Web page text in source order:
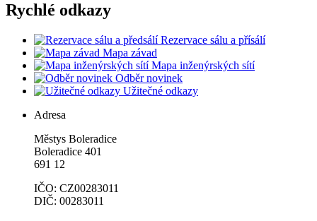
Rychlé odkazy
Rezervace sálu a přísálí
Mapa závad
Mapa inženýrských sítí
Odběr novinek
Užitečné odkazy
Adresa
Městys Boleradice
Boleradice 401
691 12
IČO: CZ00283011
DIČ: 00283011